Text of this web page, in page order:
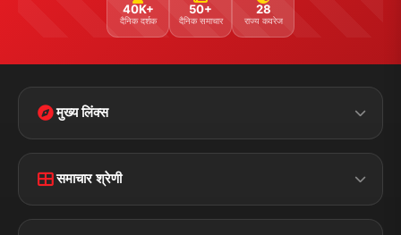
40K+
दैनिक दर्शक
50+
दैनिक समाचार
28
राज्य कवरेज
मुख्य लिंक्स
Home Contact Us
Terms &
Conditions
समाचार श्रेणी
बिहार क्राइम